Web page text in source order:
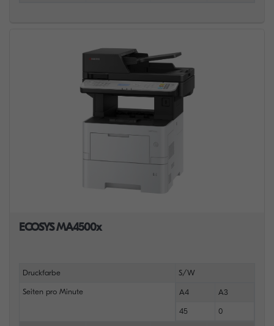
ECOSYS MA4500x
Druckfarbe S/W
Seiten pro Minute A4 A3
45 0